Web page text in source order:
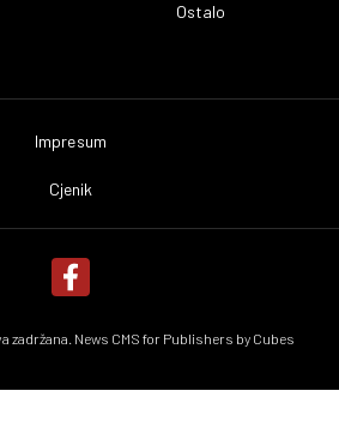
Ostalo
Impresum
Cjenik
zadržana. News CMS for Publishers by Cubes